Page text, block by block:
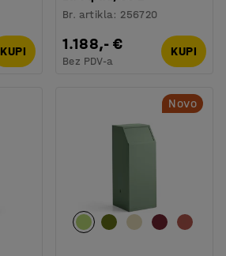
KUPI
Br. artikla: 256720
1.188,- €
Bez PDV-a
KUPI
Novo